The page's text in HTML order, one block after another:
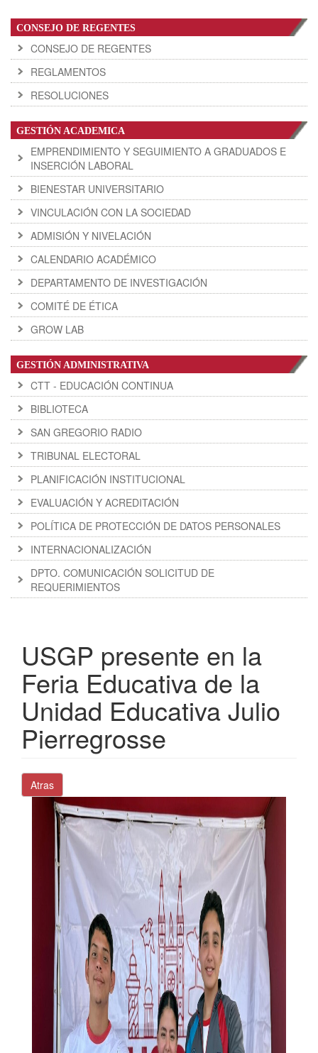
CONSEJO DE REGENTES
CONSEJO DE REGENTES
REGLAMENTOS
RESOLUCIONES
GESTIÓN ACADEMICA
EMPRENDIMIENTO Y SEGUIMIENTO A GRADUADOS E
INSERCIÓN LABORAL
BIENESTAR UNIVERSITARIO
VINCULACIÓN CON LA SOCIEDAD
ADMISIÓN Y NIVELACIÓN
CALENDARIO ACADÉMICO
DEPARTAMENTO DE INVESTIGACIÓN
COMITÉ DE ÉTICA
GROW LAB
GESTIÓN ADMINISTRATIVA
CTT - EDUCACIÓN CONTINUA
BIBLIOTECA
SAN GREGORIO RADIO
TRIBUNAL ELECTORAL
PLANIFICACIÓN INSTITUCIONAL
EVALUACIÓN Y ACREDITACIÓN
POLÍTICA DE PROTECCIÓN DE DATOS PERSONALES
INTERNACIONALIZACIÓN
DPTO. COMUNICACIÓN SOLICITUD DE
REQUERIMIENTOS
USGP presente en la
Feria Educativa de la
Unidad Educativa Julio
Pierregrosse
Atras